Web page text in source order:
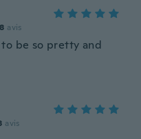
avis
be so pretty and
avis